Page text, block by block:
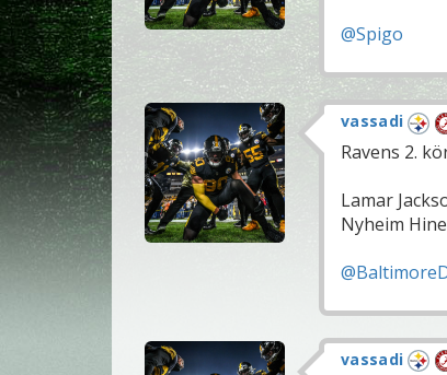
@Spigo
vassadi
Ravens 2.
Lamar
Nyheim
vassadi